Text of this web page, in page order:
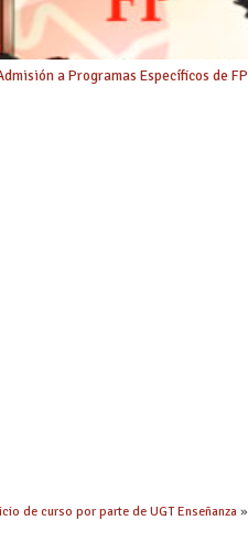
a Programas Específicos de FP
de curso por parte de UGT Enseñanza»